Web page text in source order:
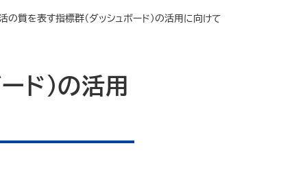
の質を表す指標群（ダッシュボード）の活用に向けて
ド）の活用